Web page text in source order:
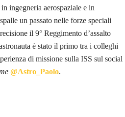
ingegneria aerospaziale e in
un passato nelle forze speciali
il 9° Reggimento d’assalto
è stato il primo tra i colleghi
di missione sulla ISS sul social
@Astro_Paolo.